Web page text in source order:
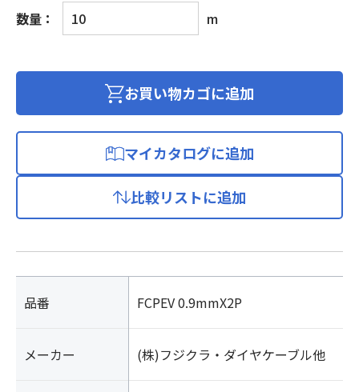
数量：
着
色
別
エ
レ
縁
ビ
シ
m
お買い物カゴに追加
マイカタログに追加
比較リストに追加
品番 FCPEV 0.9mmX2P
メーカー (株)フジクラ・ダイヤケーブル他